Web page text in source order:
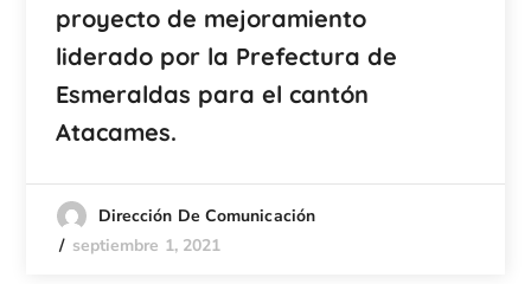
proyecto de mejoramiento
liderado por la Prefectura de
Esmeraldas para el cantón
Atacames.
Dirección De Comunicación
septiembre 1, 2021